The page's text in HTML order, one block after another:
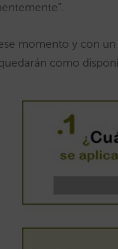
momento y con
como